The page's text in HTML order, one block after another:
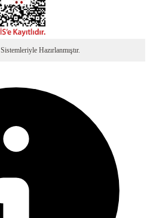
Sistemleriyle Hazırlanmıştır.